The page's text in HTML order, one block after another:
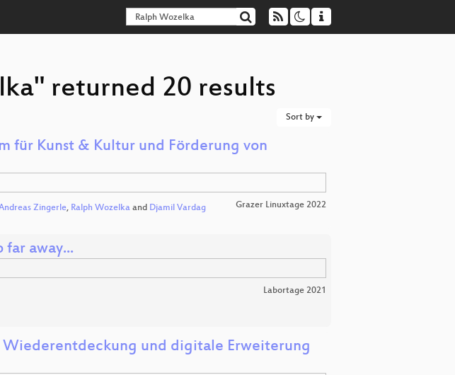
returned 20 results
Sort by
für Kunst & Kultur und Förderung von
Zingerle, Ralph Wozelkaand Djamil Vardag Grazer Linuxtage 2022
away...
Labortage 2021
Wiederentdeckung und digitale Erweiterung